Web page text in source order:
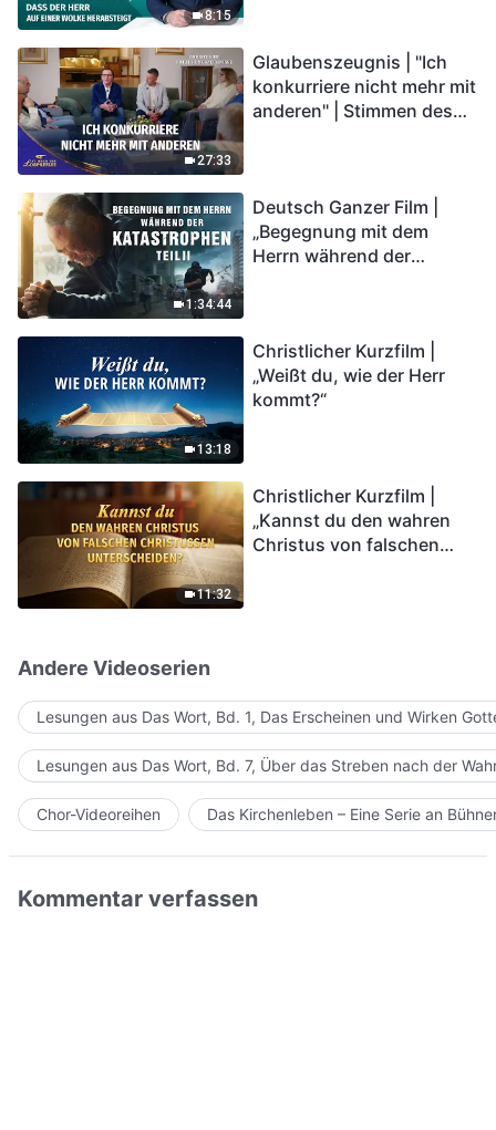
8:15
27:33
Glaubenszeugnis | "Ich
konkurriere nicht mehr mit
anderen" | Stimmen des
1:34:44
Deutsch Ganzer Film |
„Begegnung mit dem
Herrn während der
in das Königreich Gottes
eintreten?
13:18
Christlicher Kurzfilm |
„Weißt du, wie der Herr
kommt?“
11:32
Christlicher Kurzfilm |
„Kannst du den wahren
Christus von falschen
Andere Videoserien
Lesungen aus Das Wort, Bd. 1, Das Erscheinen und Wirken
Lesungen aus Das Wort, Bd. 7, Über das Streben nach der
Chor-Videoreihen Das Kirchenleben – Eine Serie an
Kommentar verfassen